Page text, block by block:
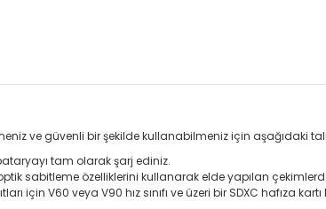
ve güvenli bir şekilde kullanabilmeniz için aşağıdaki
tam olarak şarj ediniz.
sabitleme özelliklerini kullanarak elde yapılan
için V60 veya V90 hız sınıfı ve üzeri bir SDXC hafıza kartı